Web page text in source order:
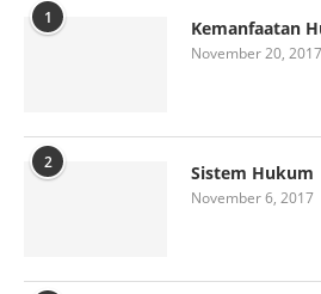
1 Kemanfaatan
November 20, 2017
2 Sistem Hukum
November 6, 2017